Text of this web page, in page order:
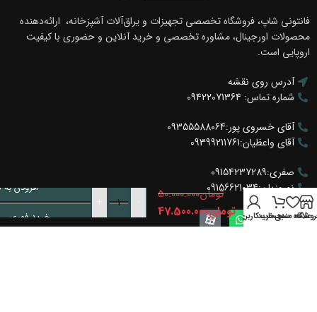
فانتونی شاپ، فروشگاه تخصصی تجهیزات و یراق‌آلات آشپزخانه، ارائه‌دهنده
محصولات اورجینال، مشاوره تخصصی و خرید آنلاین و حضوری با کیفیت
اروپایی است.
آدرس روی نقشه
شماره تماس: 09422071364
آقای خسروی پور:09355588064
آقای واعظیان:09399211761
صفری:09154237289
نوروزیان:09156621034
علاقه مندیسبد خرید
حساب کاربری من
لیفت آپ
تک پایه
قابلیت
تنظیم
صفحه
تومان50.000.000
تومان47.500.000
افزودن
خرید فوری